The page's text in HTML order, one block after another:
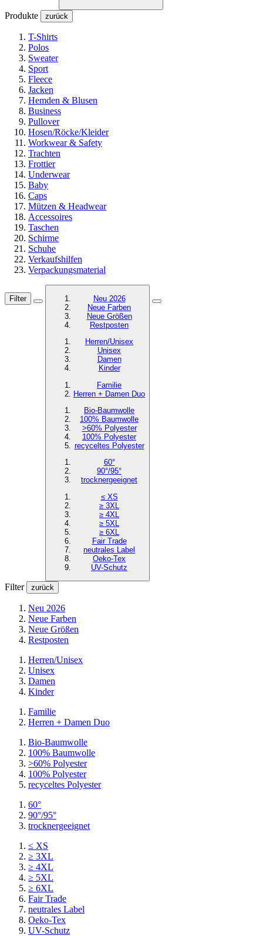
Produkte zurück
T-Shirts
Polos
Sweater
Sport
Fleece
Jacken
Hemden & Blusen
Business
Pullover
Hosen/Röcke/Kleider
Workwear & Safety
Trachten
Frottier
Underwear
Baby
Caps
Mützen & Headwear
Accessoires
Taschen
Schirme
Schuhe
Verkaufshilfen
Verpackungsmaterial
Filter
Neu 2026
Neue Farben
Neue Größen
Restposten
Herren/Unisex
Unisex
Damen
Kinder
Familie
Herren + Damen Duo
Bio-Baumwolle
100% Baumwolle
>60% Polyester
100% Polyester
recyceltes Polyester
60°
90°/95°
trocknergeeignet
≤ XS
≥ 3XL
≥ 4XL
≥ 5XL
≥ 6XL
Fair Trade
neutrales Label
Oeko-Tex
UV-Schutz
Filter zurück
Neu 2026
Neue Farben
Neue Größen
Restposten
Herren/Unisex
Unisex
Damen
Kinder
Familie
Herren + Damen Duo
Bio-Baumwolle
100% Baumwolle
>60% Polyester
100% Polyester
recyceltes Polyester
60°
90°/95°
trocknergeeignet
≤ XS
≥ 3XL
≥ 4XL
≥ 5XL
≥ 6XL
Fair Trade
neutrales Label
Oeko-Tex
UV-Schutz